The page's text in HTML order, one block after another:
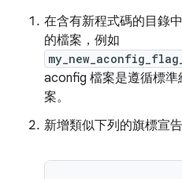
在含有新程式碼的目錄
的檔案，例如
aconfig 檔案是遵循標
案。
新增類似下列的旗標宣告